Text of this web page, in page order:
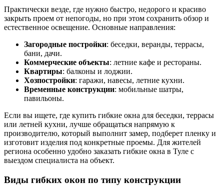
Практически везде, где нужно быстро, недорого и красиво
закрыть проем от непогоды, но при этом сохранить обзор и
естественное освещение. Основные направления:
Загородные постройки: беседки, веранды, террасы,
бани, дачи.
Коммерческие объекты: летние кафе и рестораны.
Квартиры: балконы и лоджии.
Хозпостройки: гаражи, навесы, летние кухни.
Временные конструкции: мобильные шатры,
павильоны.
Если вы ищете, где купить гибкие окна для беседки, террасы
или летней кухни, лучше обращаться напрямую к
производителю, который выполнит замер, подберет пленку и
изготовит изделия под конкретные проемы. Для жителей
региона особенно удобно заказать гибкие окна в Туле с
выездом специалиста на объект.
Виды гибких окон по типу конструкции